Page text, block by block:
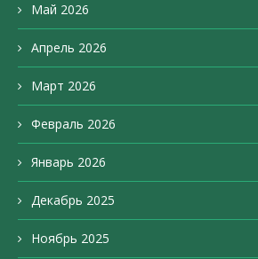
Май 2026
Апрель 2026
Март 2026
Февраль 2026
Январь 2026
Декабрь 2025
Ноябрь 2025